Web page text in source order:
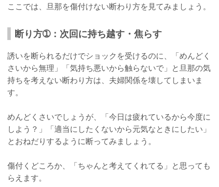
ここでは、旦那を傷付けない断わり方を見てみましょう。
断り方➀：次回に持ち越す・焦らす
誘いを断られるだけでショックを受けるのに、「めんどく
さいから無理」「気持ち悪いから触らないで」と旦那の気
持ちを考えない断わり方は、夫婦関係を壊してしまいま
す。
めんどくさいでしょうが、「今日は疲れているから今度に
しよう？」「適当にしたくないから元気なときにしたい」
とおねだりするように断ってみましょう。
傷付くどころか、「ちゃんと考えてくれてる」と思っても
らえます。